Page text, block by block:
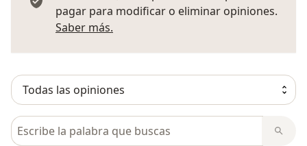
pagar para modificar o eliminar opiniones.
Saber más.
Busca en opiniones